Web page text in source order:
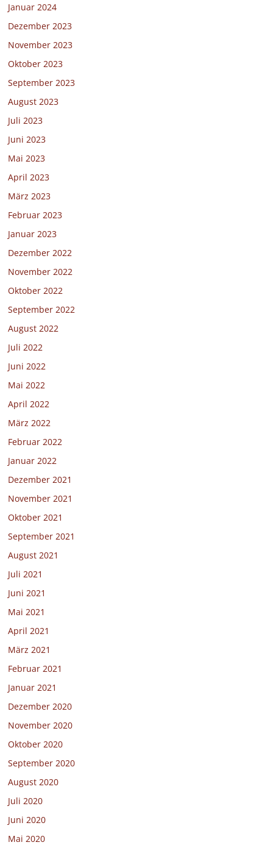
Januar 2024
Dezember 2023
November 2023
Oktober 2023
September 2023
August 2023
Juli 2023
Juni 2023
Mai 2023
April 2023
März 2023
Februar 2023
Januar 2023
Dezember 2022
November 2022
Oktober 2022
September 2022
August 2022
Juli 2022
Juni 2022
Mai 2022
April 2022
März 2022
Februar 2022
Januar 2022
Dezember 2021
November 2021
Oktober 2021
September 2021
August 2021
Juli 2021
Juni 2021
Mai 2021
April 2021
März 2021
Februar 2021
Januar 2021
Dezember 2020
November 2020
Oktober 2020
September 2020
August 2020
Juli 2020
Juni 2020
Mai 2020